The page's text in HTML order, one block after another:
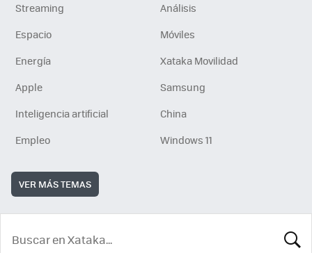
Streaming
Análisis
Espacio
Móviles
Energía
Xataka Movilidad
Apple
Samsung
Inteligencia artificial
China
Empleo
Windows 11
VER MÁS TEMAS